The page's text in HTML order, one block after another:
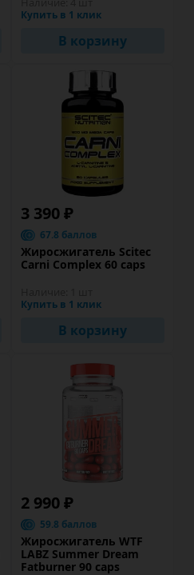
Купить в 1 клик
В корзину
3 390 ₽
67.8 баллов
Жиросжигатель Scitec
Carni Complex 60 caps
Купить в 1 клик
В корзину
2 990 ₽
59.8 баллов
Жиросжигатель WTF
LABZ Summer Dream
Fatburner 90 caps